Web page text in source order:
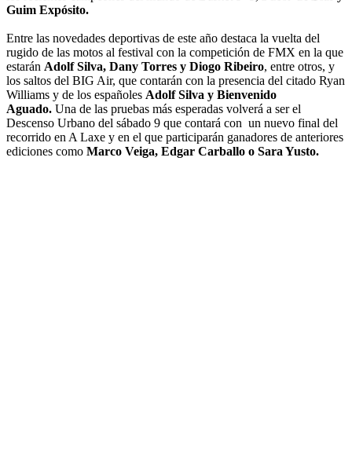
Guim Expósito.
Entre las novedades deportivas de este año destaca la vuelta del
rugido de las motos al festival con la competición de FMX en la que
estarán Adolf Silva, Dany Torres y Diogo Ribeiro, entre otros, y
los saltos del BIG Air, que contarán con la presencia del citado Ryan
Williams y de los españoles Adolf Silva y Bienvenido
Aguado. Una de las pruebas más esperadas volverá a ser el
Descenso Urbano del sábado 9 que contará con un nuevo final del
recorrido en A Laxe y en el que participarán ganadores de anteriores
ediciones como Marco Veiga, Edgar Carballo o Sara Yusto.